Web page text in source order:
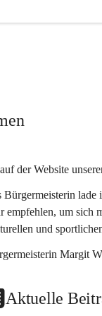
der Website
Bürgermeisterin lade
empfehlen, um sich
und
Margit
Aktuelle